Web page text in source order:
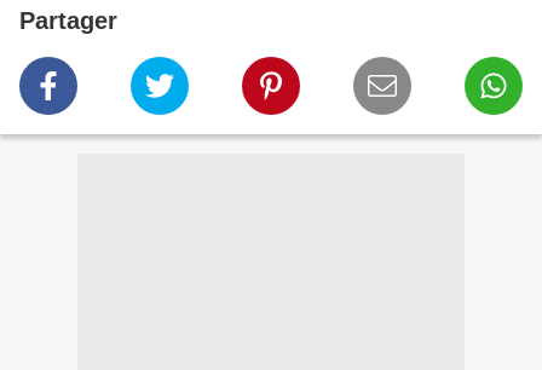
Partager